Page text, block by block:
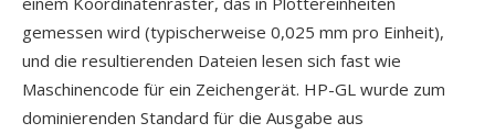
gemessen wird (typischerweise 0,025 mm pro Einheit),
und die resultierenden Dateien lesen sich fast wie
Maschinencode für ein Zeichengerät. HP-GL wurde zum
dominierenden Standard für die Ausgabe aus